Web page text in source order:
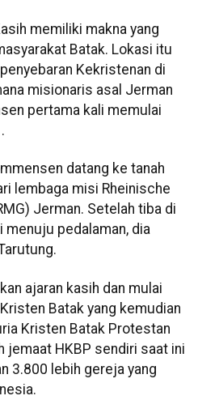
memiliki makna yang
Batak. Lokasi itu
Kekristenan di
misionaris asal Jerman
pertama kali memulai
datang ke tanah
lembaga misi Rheinische
Jerman. Setelah tiba di
menuju pedalaman, dia
ajaran kasih dan mulai
Batak yang kemudian
Kristen Batak Protestan
jemaat HKBP sendiri saat ini
3.800 lebih gereja yang